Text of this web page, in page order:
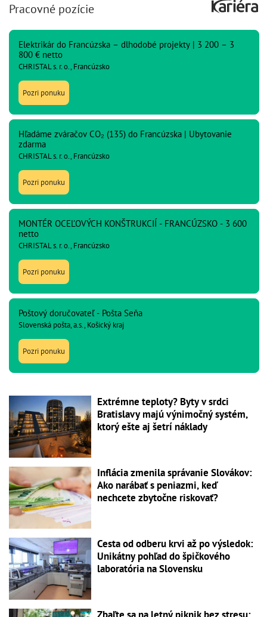
Pracovné pozície
Elektrikár do Francúzska – dlhodobé projekty | 3 200 – 3
800 € netto
CHRISTAL s. r. o., Francúzsko
Pozri ponuku
Hľadáme zváračov CO₂ (135) do Francúzska | Ubytovanie
zdarma
CHRISTAL s. r. o., Francúzsko
Pozri ponuku
MONTÉR OCEĽOVÝCH KONŠTRUKCIÍ - FRANCÚZSKO - 3 600
netto
CHRISTAL s. r. o., Francúzsko
Pozri ponuku
Poštový doručovateľ - Pošta Seňa
Slovenská pošta, a.s., Košický kraj
Pozri ponuku
Extrémne teploty? Byty v srdci
Bratislavy majú výnimočný systém,
ktorý ešte aj šetrí náklady
Inflácia zmenila správanie Slovákov:
Ako narábať s peniazmi, keď
nechcete zbytočne riskovať?
Cesta od odberu krvi až po výsledok:
Unikátny pohľad do špičkového
laboratória na Slovensku